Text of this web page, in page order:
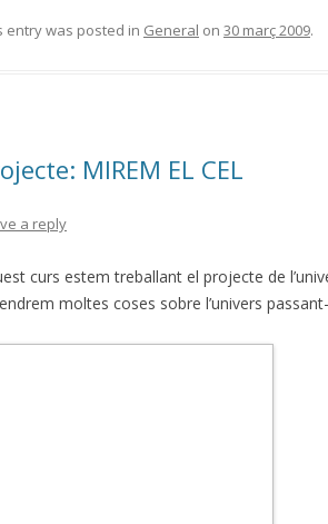
entry was posted in General on 30 març 2009.
MIREM EL CEL
a reply
curs estem treballant el projecte de
moltes coses sobre l’univers